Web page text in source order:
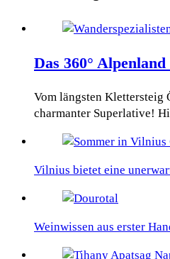
Das 360°
Vom längsten Klettersteig
charmanter Superlative!
Vilnius bietet eine
Weinwissen aus erster